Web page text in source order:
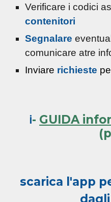
Verificare i codici
contenitori
Segnalare
comunicare atre
Inviare richieste
ℹ️- GUIDA
scarica l'app